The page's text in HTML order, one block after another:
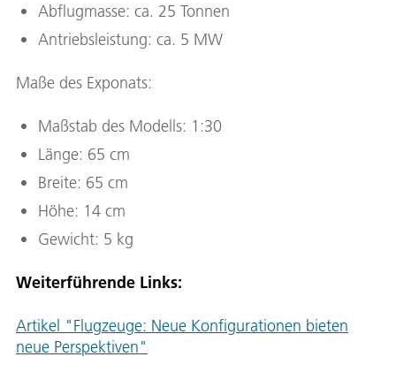
Abflugmasse: ca. 25 Tonnen
Antriebsleistung: ca. 5 MW
Maße des Exponats:
Maßstab des Modells: 1:30
Länge: 65 cm
Breite: 65 cm
Höhe: 14 cm
Gewicht: 5 kg
Weiterführende Links:
Artikel "Flugzeuge: Neue Konfigurationen bieten
neue Perspektiven"